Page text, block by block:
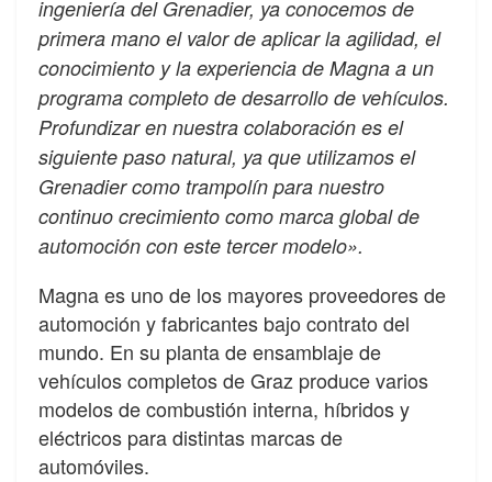
ingeniería del Grenadier, ya conocemos de
primera mano el valor de aplicar la agilidad, el
conocimiento y la experiencia de Magna a un
programa completo de desarrollo de vehículos.
Profundizar en nuestra colaboración es el
siguiente paso natural, ya que utilizamos el
Grenadier como trampolín para nuestro
continuo crecimiento como marca global de
automoción con este tercer modelo».
Magna es uno de los mayores proveedores de
automoción y fabricantes bajo contrato del
mundo. En su planta de ensamblaje de
vehículos completos de Graz produce varios
modelos de combustión interna, híbridos y
eléctricos para distintas marcas de
automóviles.